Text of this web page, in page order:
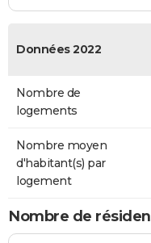
Données 2022
Nombre de
logements
Nombre moyen
d'habitant(s) par
logement
Nombre de